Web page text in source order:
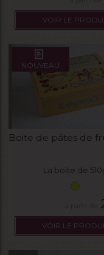
VOIR LE
NOUVEAU
Boite de pâtes de
La boite de
VOIR LE